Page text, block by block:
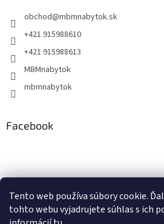
Tento web používa súbory cookie.
tohto webu vyjadrujete súhlas s ich
obchod@mbmnabytok.sk
+421 915988610
+421 915988613
MBMnabytok
mbmnabytok
Facebook
0KS / €0